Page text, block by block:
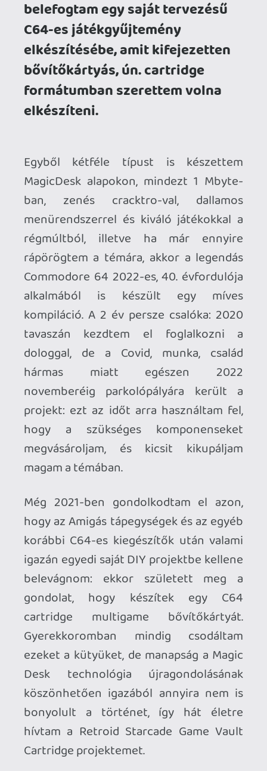
Egyből kétféle típust is készettem
MagicDesk alapokon, mindezt 1 Mbyte-
ban, zenés cracktro-val, dallamos
menürendszerrel és kiváló játékokkal a
régmúltból, illetve ha már ennyire
rápörögtem a témára, akkor a legendás
Commodore 64 2022-es, 40. évfordulója
tavaszán kezdtem el foglalkozni a
dologgal, de a Covid, munka, család
hármas miatt egészen 2022
novemberéig parkolópályára került a
projekt: ezt az időt arra használtam fel,
hogy a szükséges komponenseket
megvásároljam, és kicsit kikupáljam
magam a témában.
Még 2021-ben gondolkodtam el azon,
hogy az Amigás tápegységek és az egyéb
korábbi C64-es kiegészítők után valami
igazán egyedi saját DIY projektbe kellene
belevágnom: ekkor született meg a
gondolat, hogy készítek egy C64
cartridge multigame bővítőkártyát.
Gyerekkoromban mindig csodáltam
ezeket a kütyüket, de manapság a Magic
Desk technológia újragondolásának
köszönhetően igazából annyira nem is
bonyolult a történet, így hát életre
hívtam a Retroid Starcade Game Vault
Cartridge projektemet.
DIY
Viszont ha már ebbe belefogok, akkor
tényleg end-to-end én akartam mindent
megcsinálni: a NYÁK-ot, a forrasztást, az
alkatrészek beszerzését, a szoftveres
programozást és minden egyebet, sőt!